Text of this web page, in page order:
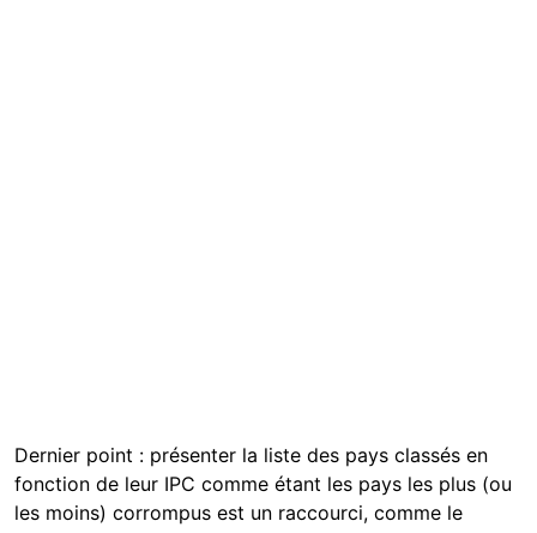
Dernier point : présenter la liste des pays classés en
fonction de leur IPC comme étant les pays les plus (ou
les moins) corrompus est un raccourci, comme le